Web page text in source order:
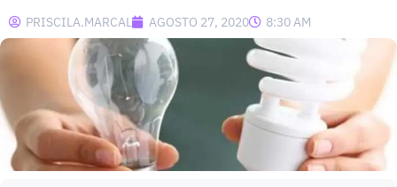
PRISCILA.MARCAL AGOSTO 27, 2020 8:30 AM